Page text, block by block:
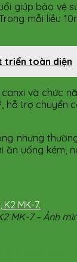
giúp bảo
mỗi liều
triển toàn diện
và chức
trợ
nhưng
uống kém,
MK-7 – Ảnh